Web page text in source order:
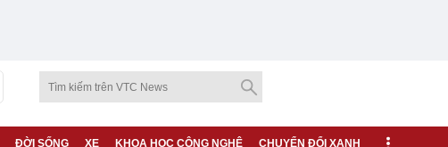
ĐỜI SỐNG XE KHOA HỌC CÔNG NGHỆ CHUYỂN ĐỔI XANH